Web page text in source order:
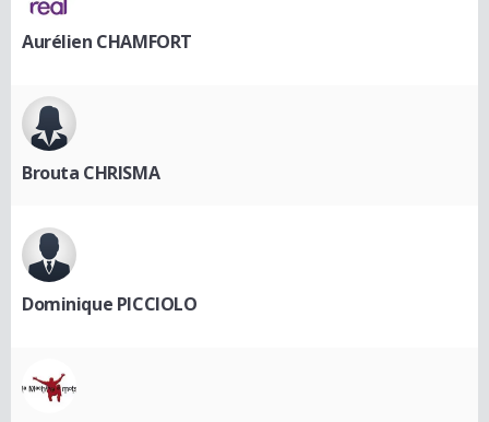
Aurélien CHAMFORT
Brouta CHRISMA
Dominique PICCIOLO